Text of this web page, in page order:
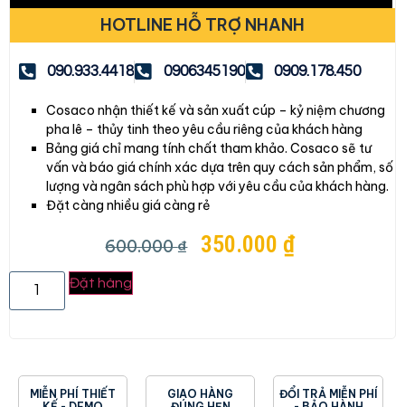
HOTLINE HỖ TRỢ NHANH
090.933.4418 0906345190 0909.178.450
Cosaco nhận thiết kế và sản xuất cúp – kỷ niệm chương
pha lê – thủy tinh theo yêu cầu riêng của khách hàng
Bảng giá chỉ mang tính chất tham khảo. Cosaco sẽ tư
vấn và báo giá chính xác dựa trên quy cách sản phẩm, số
lượng và ngân sách phù hợp với yêu cầu của khách hàng.
Đặt càng nhiều giá càng rẻ
600.000₫ 350.000 ₫
Đặt hàng
MIỄN PHÍ THIẾT
GIAO HÀNG
ĐỔI TRẢ MIỄN PHÍ